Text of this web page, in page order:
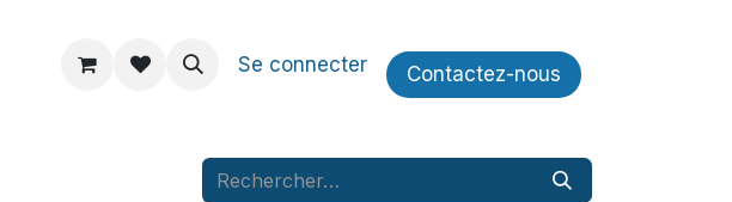
À propos Se connecter Contactez​​-nous